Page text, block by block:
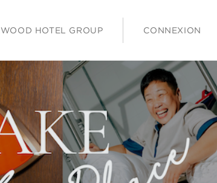
ou Espace pour agrandir et sur la touche Échap
HOTEL GROUP CONNEXION